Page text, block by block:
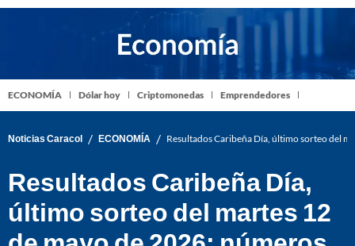
ECONOMÍA Dólar hoy Criptomonedas Emprendedores
Noticias Caracol / ECONOMÍA / Resultados Caribeña Día, último sorteo del
Resultados Caribeña Día,
último sorteo del martes 12